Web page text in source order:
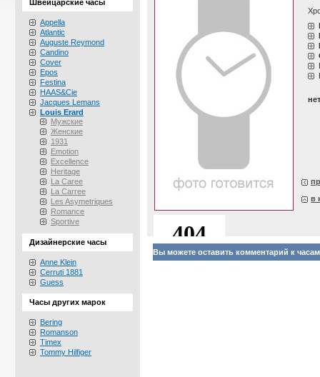
Швейцарские часы
Appella
Atlantic
Auguste Reymond
Candino
Cover
Epos
Festina
HAAS&Cie
Jacques Lemans
Louis Erard
Мужские
Женские
1931
Emotion
Excellence
Heritage
La Caree
La Carree
Les Asymetriques
Romance
Sportive
Дизайнерские часы
Anne Klein
Cerruti 1881
Guess
Часы других марок
Bering
Romanson
Timex
Tommy Hilfiger
в
Вы можете оставить комментарий к